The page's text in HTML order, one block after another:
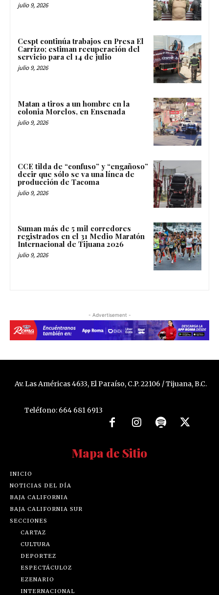
julio 9, 2026
Cespt continúa trabajos en Presa El
Carrizo; estiman recuperación del
servicio para el 14 de julio
julio 9, 2026
Matan a tiros a un hombre en la
colonia Morelos, en Ensenada
julio 9, 2026
CCE tilda de “confuso” y “engañoso”
decir que sólo se va una línea de
producción de Tacoma
julio 9, 2026
Suman más de 5 mil corredores
registrados en el 31 Medio Maratón
Internacional de Tijuana 2026
julio 9, 2026
- Advertisement -
Av. Las Américas 4633, El Paraíso, C.P. 22106 / Tijuana, B.C.
Teléfono: 664 681 6913
Mapa de Sitio
INICIO
NOTICIAS DEL DÍA
BAJA CALIFORNIA
BAJA CALIFORNIA SUR
SECCIONES
CARTAZ
CULTURA
DEPORTEZ
ESPECTÁCULOZ
EZENARIO
INTERNACIONAL